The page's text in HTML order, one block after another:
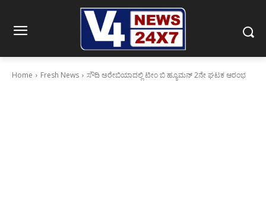
Home Fresh News ಸೌದಿ ಅರೇಬಿಯಾದಲ್ಲಿ ಟೀಂ ಬಿ ಹ್ಯೂಮನ್ 2ನೇ ಘಟಕ ಆರಂಭ